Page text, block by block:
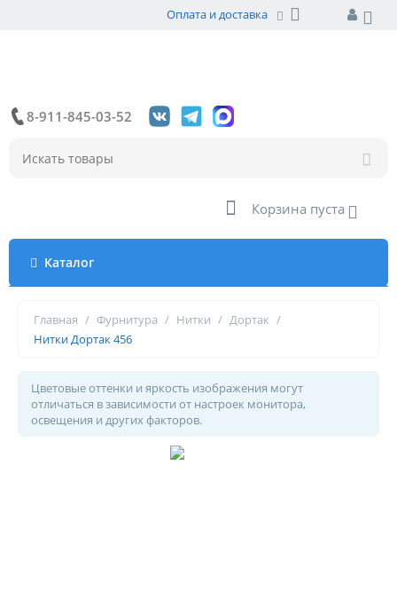
Оплата и доставка
8-911-845-03-52
Корзина пуста
Каталог
Главная / Фурнитура / Нитки / Дортак /
Нитки Дортак 456
Цветовые оттенки и яркость изображения могут
отличаться в зависимости от настроек монитора,
освещения и других факторов.